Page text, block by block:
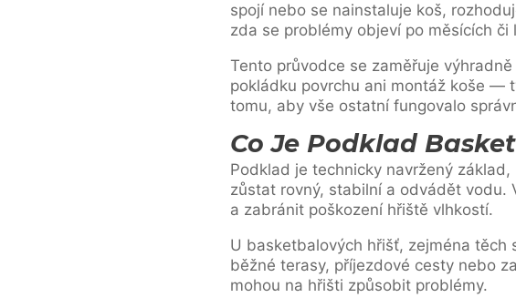
spojí nebo se nainstaluje koš,
zda se problémy objeví po měsících či
Tento průvodce se zaměřuje
pokládku povrchu ani montáž koše —
tomu, aby vše ostatní fungovalo
Co Je Podklad
Podklad je technicky navržený
zůstat rovný, stabilní a odvádět vodu.
a zabránit poškození hřiště vlhkostí.
U basketbalových hřišť, zejména těch
běžné terasy, příjezdové cesty nebo
mohou na hřišti způsobit problémy.